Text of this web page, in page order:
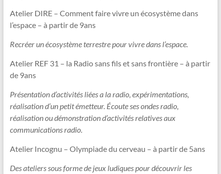
Atelier DIRE – Comment faire vivre un écosystème dans
l’espace – à partir de 9ans
Recréer un écosystème terrestre pour vivre dans l’espace.
Atelier REF 31 – la Radio sans fils et sans frontière – à partir
de 9ans
Présentation d’activités liées a la radio, expérimentations,
réalisation d’un petit émetteur. Écoute ses ondes radio,
réalisation ou démonstration d’activités relatives aux
communications radio.
Atelier Incognu – Olympiade du cerveau – à partir de 5ans
Des ateliers sous forme de jeux ludiques pour découvrir les